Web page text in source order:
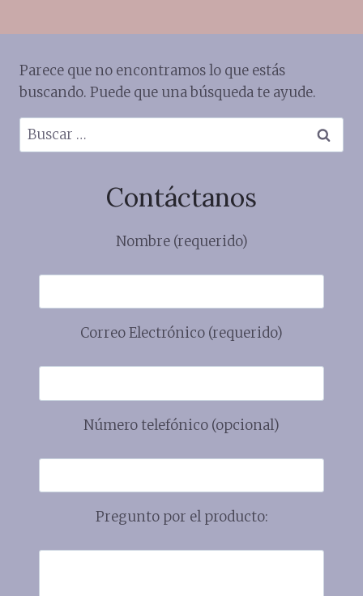
Parece que no encontramos lo que estás
buscando. Puede que una búsqueda te ayude.
Buscar:
Contáctanos
Nombre (requerido)
Correo Electrónico (requerido)
Número telefónico (opcional)
Pregunto por el producto: